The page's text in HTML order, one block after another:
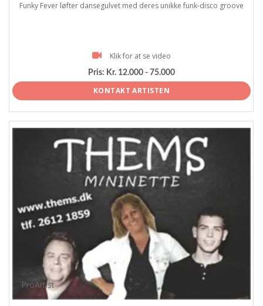
Funky Fever løfter dansegulvet med deres unikke funk-disco groove
Klik for at se video
Pris: Kr. 12.000 - 75.000
KONTAKT ARTISTEN
ProArtist